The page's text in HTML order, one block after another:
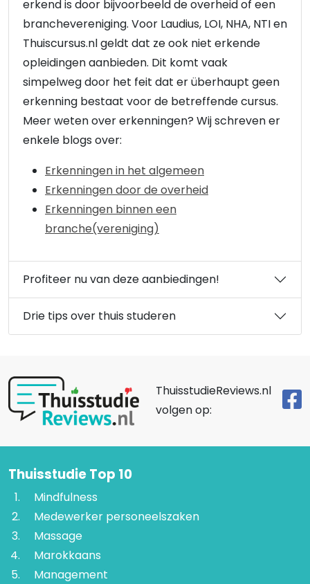
erkend is door bijvoorbeeld de overheid of een
branchevereniging. Voor Laudius, LOI, NHA, NTI en
Thuiscursus.nl geldt dat ze ook niet erkende
opleidingen aanbieden. Dit komt vaak
simpelweg door het feit dat er überhaupt geen
erkenning bestaat voor de betreffende cursus.
Meer weten over erkenningen? Wij schreven er
enkele blogs over:
Erkenningen in het algemeen
Erkenningen door de overheid
Erkenningen binnen een
branche(vereniging)
Profiteer nu van deze aanbiedingen!
Drie tips over thuis studeren
ThuisstudieReviews.nl
volgen op:
Thuisstudie Top 10
Mindfulness
Medewerker personeelszaken
Massage
Marokkaans
Management